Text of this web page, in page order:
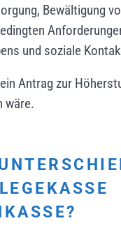
Bewältigung
und soziale
Antrag zur
wäre.